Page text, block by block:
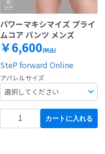
パワーマキシマイズ プライ
ムコア パンツ メンズ
￥6,600(税込)
SteP forward Online
アパレルサイズ
カートに入れる